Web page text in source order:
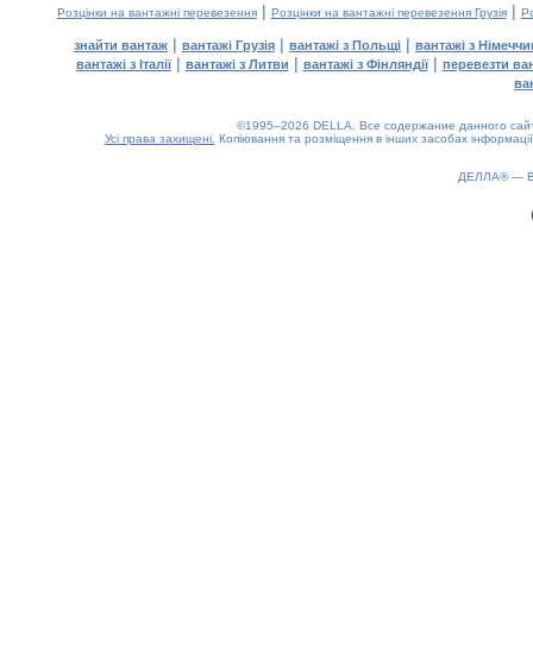
Розцінки на вантажні перевезення| Розцінки на вантажні перевезення Грузія|
знайти вантаж | вантажі Грузія | вантажі з Польщі | вантажі з
вантажі з Італії| вантажі з Литви | вантажі з Фінляндії| перевезти
©1995–2026 DELLA. Все содержание данного
Усі права захищені. Копіювання та розміщення в інших засобах
ДЕЛЛА® —